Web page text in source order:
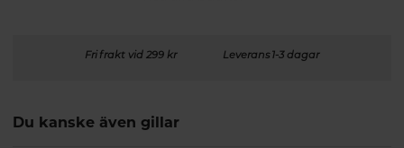
Fri frakt vid 299 kr Leverans 1-3 dagar
Du kanske även gillar